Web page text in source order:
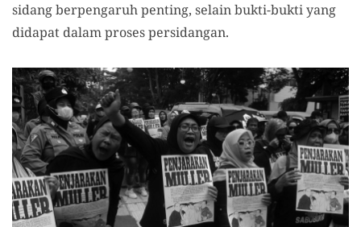
sidang berpengaruh penting, selain bukti-bukti yang
didapat dalam proses persidangan.